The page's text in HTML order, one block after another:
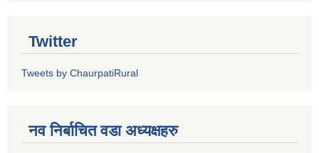
Twitter
Tweets by ChaurpatiRural
नव निर्बाचित वडा अध्यक्षहरु